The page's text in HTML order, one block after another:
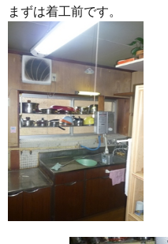
まずは着工前です。